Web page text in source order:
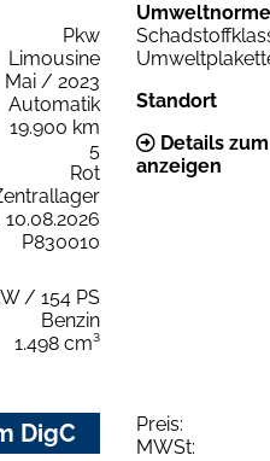
Pkw
Limousine
Mai / 2023
Automatik
19.900 km
5
Rot
P830010
/ 154 PS
Benzin
1.498 cm³
Standort
Details
anzeigen
DigC Preis:
MWSt: